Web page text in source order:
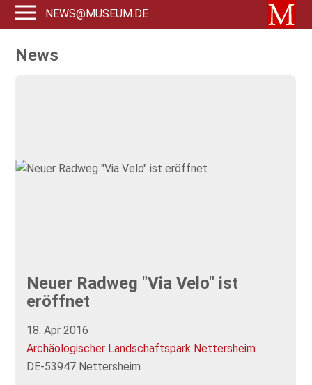
NEWS@MUSEUM.DE
News
Neuer Radweg "Via Velo" ist
eröffnet
18. Apr 2016
Archäologischer Landschaftspark Nettersheim
DE-53947 Nettersheim